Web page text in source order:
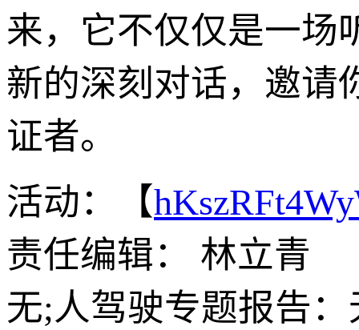
来，它不仅仅是一场
新的深刻对话，邀请
证者。
活动：【
责任编辑： 林立青
无;人驾驶专题报告